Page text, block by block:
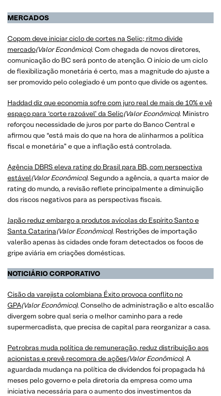
MERCADOS
Copom deve iniciar ciclo de cortes na Selic; ritmo divide
mercado(Valor Econômico). Com chegada de novos diretores,
comunicação do BC será ponto de atenção. O início de um ciclo
de flexibilização monetária é certo, mas a magnitude do ajuste a
ser promovido pelo colegiado é um ponto que divide os agentes.
​​​​​​​Haddad diz que economia sofre com juro real de mais de 10% e vê
espaço para ‘corte razoável’ da Selic(Valor Econômico). Ministro
reforçou necessidade de juros por parte do Banco Central e
afirmou que “está mais do que na hora de alinharmos a política
fiscal e monetária” e que a inflação está controlada.
​​​​​​​Agência DBRS eleva rating do Brasil para BB, com perspectiva
estável(Valor Econômico). Segundo a agência, a quarta maior de
rating do mundo, a revisão reflete principalmente a diminuição
dos riscos negativos para as perspectivas fiscais.
​​​​​​​Japão reduz embargo a produtos avícolas do Espírito Santo e
Santa Catarina(Valor Econômico). Restrições de importação
valerão apenas às cidades onde foram detectados os focos de
gripe aviária em criações domésticas.
NOTICIÁRIO CORPORATIVO
Cisão da varejista colombiana Éxito provoca conflito no
GPA(Valor Econômico). Conselho de administração e alto escalão
divergem sobre qual seria o melhor caminho para a rede
supermercadista, que precisa de capital para reorganizar a casa.
Petrobras muda política de remuneração, reduz distribuição aos
acionistas e prevê recompra de ações(Valor Econômico). A
aguardada mudança na política de dividendos foi propagada há
meses pelo governo e pela diretoria da empresa como uma
iniciativa necessária para o aumento dos investimentos da